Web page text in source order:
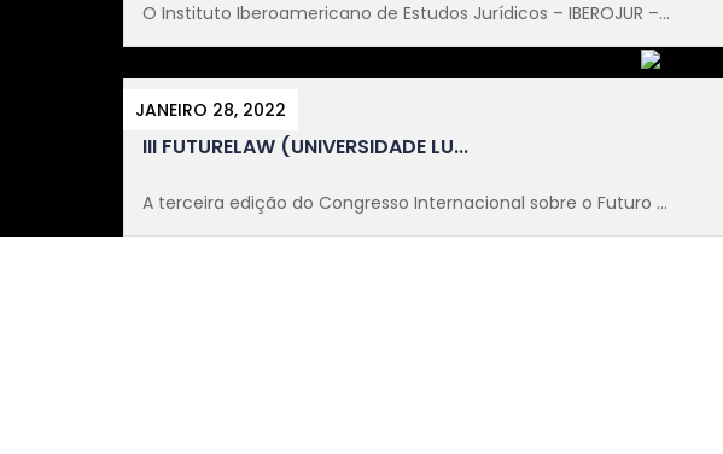
O Instituto Iberoamericano de Estudos Jurídicos – IBEROJUR –...
JANEIRO 28, 2022
III FUTURELAW (UNIVERSIDADE LU...
A terceira edição do Congresso Internacional sobre o Futuro ...